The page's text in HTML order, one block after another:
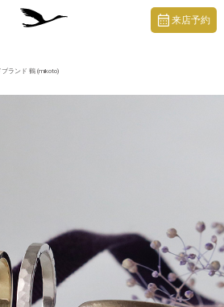
ランド 鶴 (mikoto)
来店予約